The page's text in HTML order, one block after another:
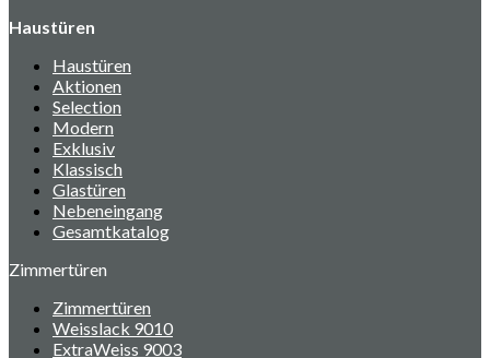
Haustüren
Haustüren
Aktionen
Selection
Modern
Exklusiv
Klassisch
Glastüren
Nebeneingang
Gesamtkatalog
Zimmertüren
Zimmertüren
Weisslack 9010
ExtraWeiss 9003